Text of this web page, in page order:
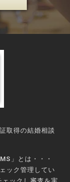
取得の結婚相談
」とは・・・
ック管理してい